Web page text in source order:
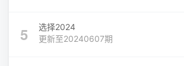
5
选择2024
更新至20240607期